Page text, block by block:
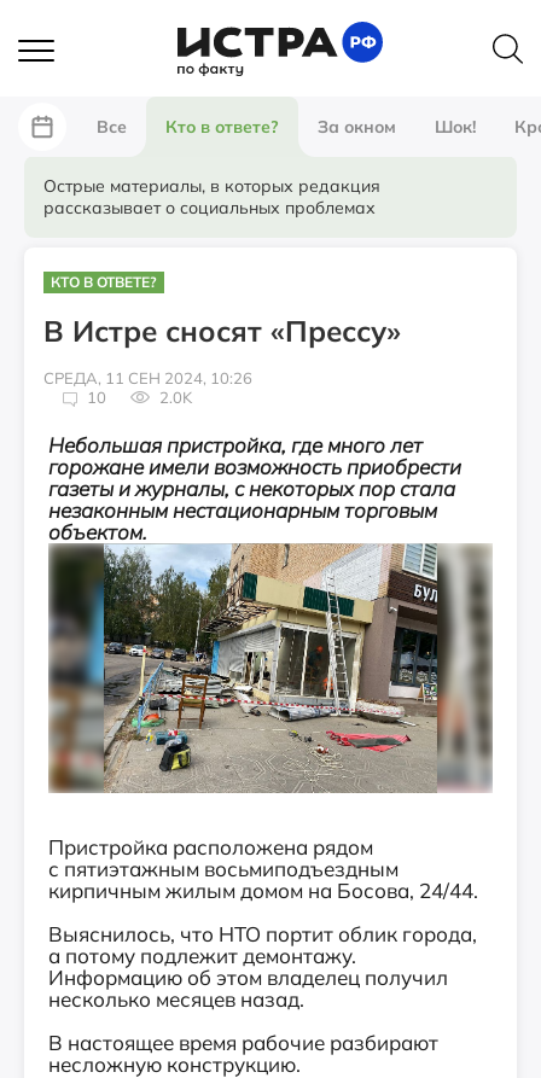
Все Кто в ответе? За окном Шок!
Острые материалы, в которых редакция
рассказывает о социальных проблемах
КТО В ОТВЕТЕ?
В Истре сносят «Прессу»
СРЕДА, 11 СЕН 2024, 10:26
10
2.0K
Небольшая пристройка, где много лет
горожане имели возможность приобрести
газеты и журналы, с некоторых пор стала
незаконным нестационарным торговым
объектом.
Пристройка расположена рядом
с пятиэтажным восьмиподъездным
кирпичным жилым домом на Босова, 24/44.
Выяснилось, что НТО портит облик города,
а потому подлежит демонтажу.
Информацию об этом владелец получил
несколько месяцев назад.
В настоящее время рабочие разбирают
несложную конструкцию.